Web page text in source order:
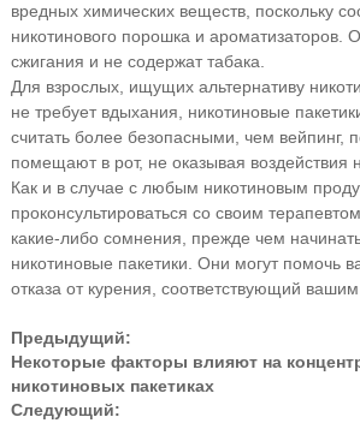
вредных химических веществ, поскольку
никотинового порошка и ароматизаторов.
сжигания и не содержат табака.
Для взрослых, ищущих альтернативу
не требует вдыхания, никотиновые
считать более безопасными, чем вейпинг,
помещают в рот, не оказывая воздействия
Как и в случае с любым никотиновым
проконсультироваться со своим
какие-либо сомнения, прежде чем
никотиновые пакетики. Они могут помочь
отказа от курения, соответствующий
Предыдущий:
Некоторые факторы влияют на
никотиновых пакетиках
Следующий: